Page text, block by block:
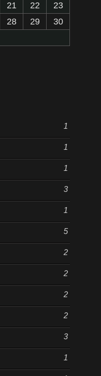
21 22
23
28 29
30
1
1
1
3
1
5
2
2
2
2
3
1